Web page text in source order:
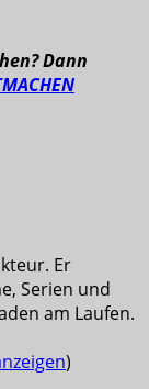
Dann
Er
Serien und
am Laufen.
)